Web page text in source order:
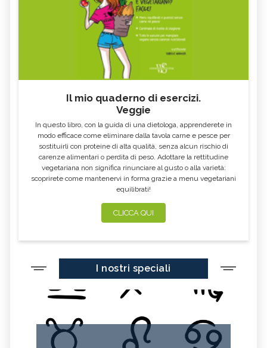
Il mio quaderno di esercizi.
Veggie
In questo libro, con la guida di una dietologa, apprenderete in
modo efficace come eliminare dalla tavola carne e pesce per
sostituirli con proteine di alta qualità, senza alcun rischio di
carenze alimentari o perdita di peso. Adottare la rettitudine
vegetariana non significa rinunciare al gusto o alla varietà:
scoprirete come mantenervi in forma grazie a menu vegetariani
equilibrati!
CLICCA QUI
I nostri speciali